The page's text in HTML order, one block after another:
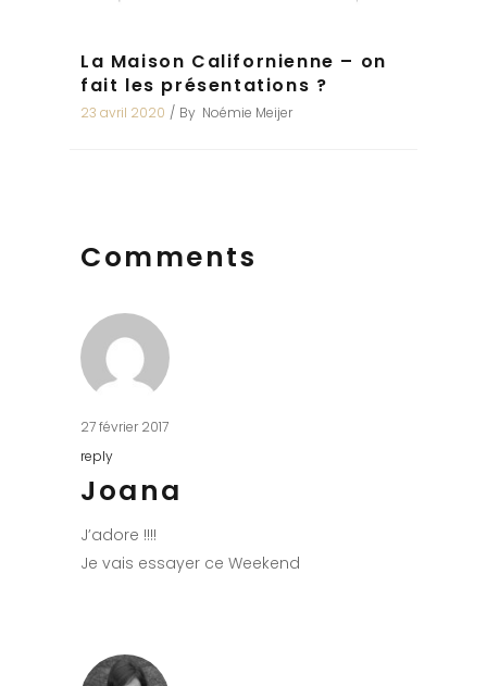
La Maison Californienne – on
fait les présentations ?
23 avril 2020 By Noémie Meijer
Comments
27 février 2017
reply
Joana
J’adore !!!!
Je vais essayer ce Weekend